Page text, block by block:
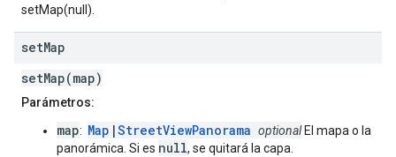
setMap(null).
setMap
setMap(map)
Parámetros:
map: Map |StreetViewPanorama optionalEl mapa o la
panorámica. Si es null, se quitará la capa.